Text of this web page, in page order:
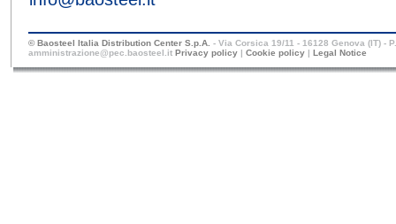
© Baosteel Italia Distribution Center S.p.A. - Via Corsica 19/11 - 16128 Genova (IT) -
amministrazione@pec.baosteel.it Privacy policy Cookie policy Legal Notice